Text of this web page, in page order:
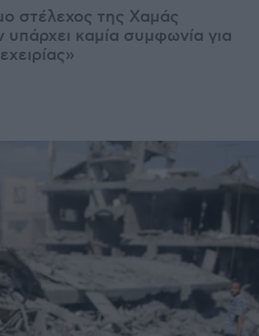
στέλεχος της Χαμάς
υπάρχει καμία συμφωνία για